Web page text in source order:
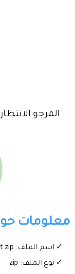
المرجو
معلومات
✓ اسم الملف: aljam3iat.zip
✓ نوع الملف: zip